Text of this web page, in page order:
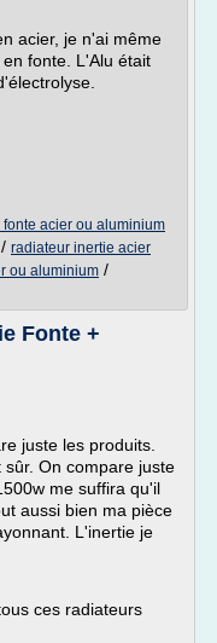
acier, je n'ai même
fonte. L'Alu était
acier ou aluminium
/ radiateur inertie acier
ou aluminium /
Fonte +
juste les produits.
On compare juste
me suffira qu'il
aussi bien ma pièce
L'inertie je
ces radiateurs